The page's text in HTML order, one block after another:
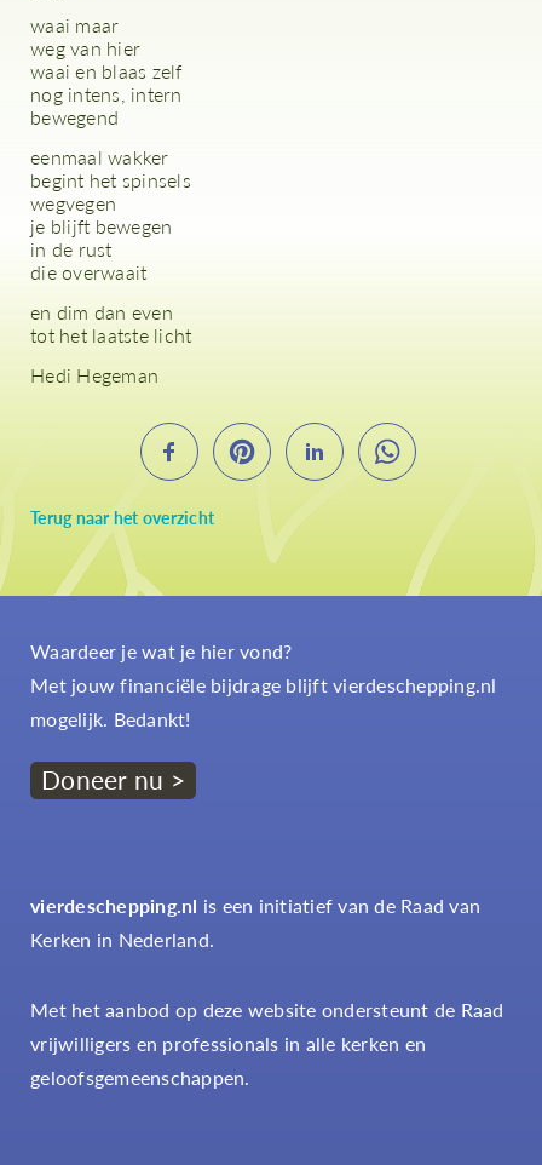
Terug naar het overzicht
waai maar
weg van hier
waai en blaas zelf
nog intens, intern
bewegend
eenmaal wakker
begint het spinsels
wegvegen
je blijft bewegen
in de rust
die overwaait
en dim dan even
tot het laatste licht
Hedi Hegeman
Waardeer je wat je hier vond?
Met jouw financiële bijdrage blijft vierdeschepping.nl
mogelijk. Bedankt!
Doneer nu >
vierdeschepping.nl is een initiatief van de Raad van
Kerken in Nederland.
Met het aanbod op deze website ondersteunt de Raad
vrijwilligers en professionals in alle kerken en
geloofsgemeenschappen.